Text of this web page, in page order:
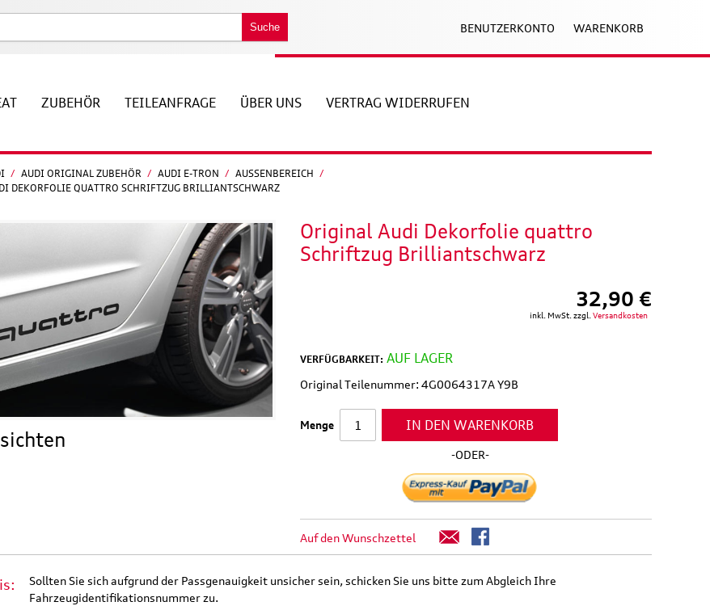
BENUTZERKONTO WARENKORB
Suche
ZUBEHÖR TEILEANFRAGE ÜBER UNS VERTRAG WIDERRUFEN
/ AUDI ORIGINAL ZUBEHÖR / AUDI E-TRON / AUSSENBEREICH
/
DEKORFOLIE QUATTRO SCHRIFTZUG BRILLIANTSCHWARZ
Original Audi Dekorfolie quattro
Schriftzug Brilliantschwarz
32,90 €
inkl. MwSt. zzgl. Versandkosten
VERFÜGBARKEIT: AUF LAGER
Original Teilenummer: 4G0064317A Y9B
Menge IN DEN WARENKORB
-ODER-
Auf den Wunschzettel
Sollten Sie sich aufgrund der Passgenauigkeit unsicher sein, schicken Sie uns bitte zum Abgleich Ihre
Fahrzeugidentifikationsnummer zu.